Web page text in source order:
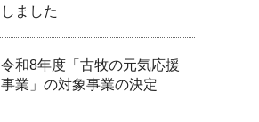
しました
令和8年度「古牧の元気応援
事業」の対象事業の決定